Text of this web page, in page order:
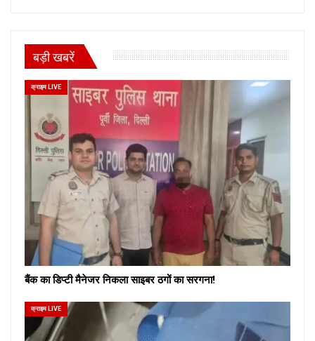
बड़ी खबरें
क्राइम LIVE
बैंक का डिप्टी मैनेजर निकला साइबर ठगों का सरगना!
क्राइम LIVE